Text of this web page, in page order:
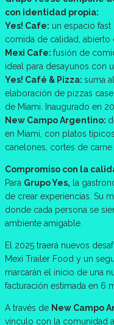
con identidad propia:
Yes! Cafe: un espacio
comida de calidad, abierto
Mexi Cafe: fusión de
ideal para desayunos con
Yes! Café & Pizza: suma
elaboración de pizzas
de Miami. Inaugurado en
New Campo Argentino:
en Miami, con platos
canelones, cortes de
Compromiso con la
Para Grupo Yes, la
de crear experiencias. Su
donde cada persona se
ambiente amigable.
El 2025 traerá nuevos
Mexi Trailer Food y un
marcarán el inicio de una
facturación estimada en 6
A través de New Campo
vínculo con la comunidad